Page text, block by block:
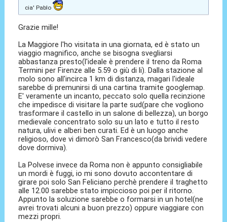
cia' Pablo
Grazie mille!
La Maggiore l'ho visitata in una giornata, ed è stato un
viaggio magnifico, anche se bisogna svegliarsi
abbastanza presto(l'ideale è prendere il treno da Roma
Termini per Firenze alle 5.59 o giù di li). Dalla stazione al
molo sono all'incirca 1 km di distanza, magari l'ideale
sarebbe di premunirsi di una cartina tramite googlemap.
E' veramente un incanto, peccato solo quella recinzione
che impedisce di visitare la parte sud(pare che vogliono
trasformare il castello in un salone di bellezza), un borgo
medievale concentrato solo su un lato e tutto il resto
natura, ulivi e alberi ben curati. Ed è un luogo anche
religioso, dove vi dimorò San Francesco(da brividi vedere
dove dormiva).
La Polvese invece da Roma non è appunto consigliabile
un mordi è fuggi, io mi sono dovuto accontentare di
girare poi solo San Feliciano perchè prendere il traghetto
alle 12.00 sarebbe stato impiccioso poi per il ritorno.
Appunto la soluzione sarebbe o formarsi in un hotel(ne
avrei trovati alcuni a buon prezzo) oppure viaggiare con
mezzi propri.